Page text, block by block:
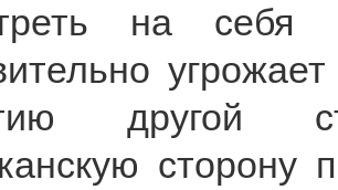
на
другой
сторону